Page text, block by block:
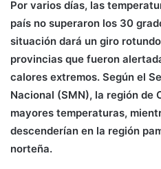
Por varios días, las
país no superaron los 30
situación dará un giro
provincias que fueron
calores extremos. Según el
Nacional (SMN), la región de
mayores temperaturas,
descenderían en la región
norteña.